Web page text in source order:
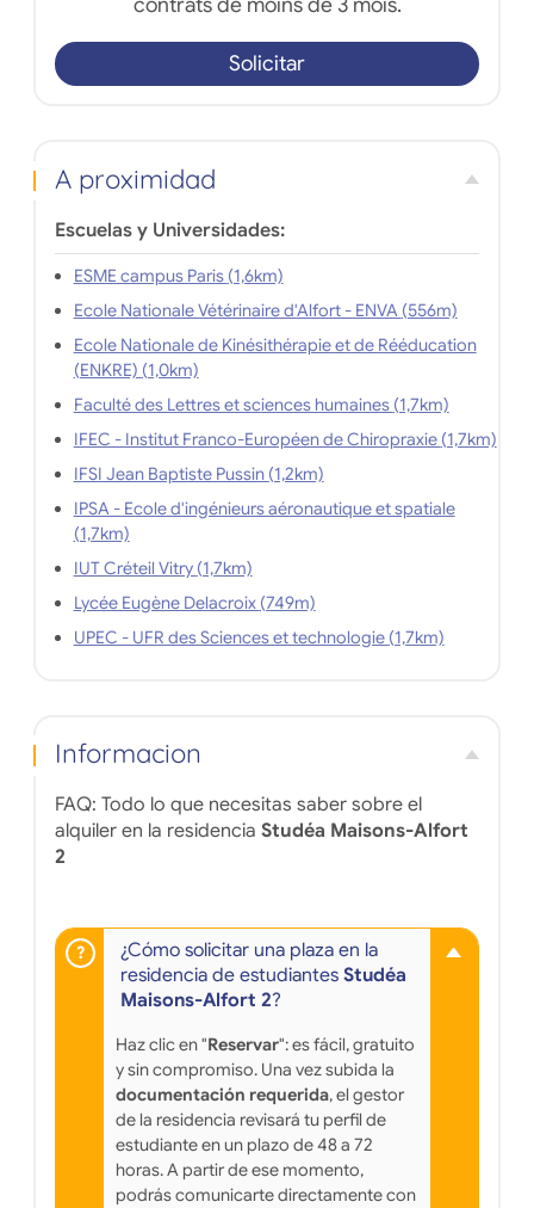
Solicitar
A proximidad
Escuelas y Universidades:
ESME campus Paris (1,6km)
Ecole Nationale Vétérinaire d'Alfort - ENVA (556m)
Ecole Nationale de Kinésithérapie et de Rééducation
(ENKRE) (1,0km)
Faculté des Lettres et sciences humaines (1,7km)
IFEC - Institut Franco-Européen de Chiropraxie (1,7km)
IFSI Jean Baptiste Pussin (1,2km)
IPSA - Ecole d'ingénieurs aéronautique et spatiale
(1,7km)
IUT Créteil Vitry (1,7km)
Lycée Eugène Delacroix (749m)
UPEC - UFR des Sciences et technologie (1,7km)
Informacion
FAQ: Todo lo que necesitas saber sobre el
alquiler en la residencia Studéa Maisons-Alfort
2
¿Cómo solicitar una plaza en la
residencia de estudiantes Studéa
Maisons-Alfort 2?
Haz clic en "Reservar": es fácil, gratuito
y sin compromiso. Una vez subida la
documentación requerida, el gestor
de la residencia revisará tu perfil de
estudiante en un plazo de 48 a 72
horas. A partir de ese momento,
podrás comunicarte directamente con